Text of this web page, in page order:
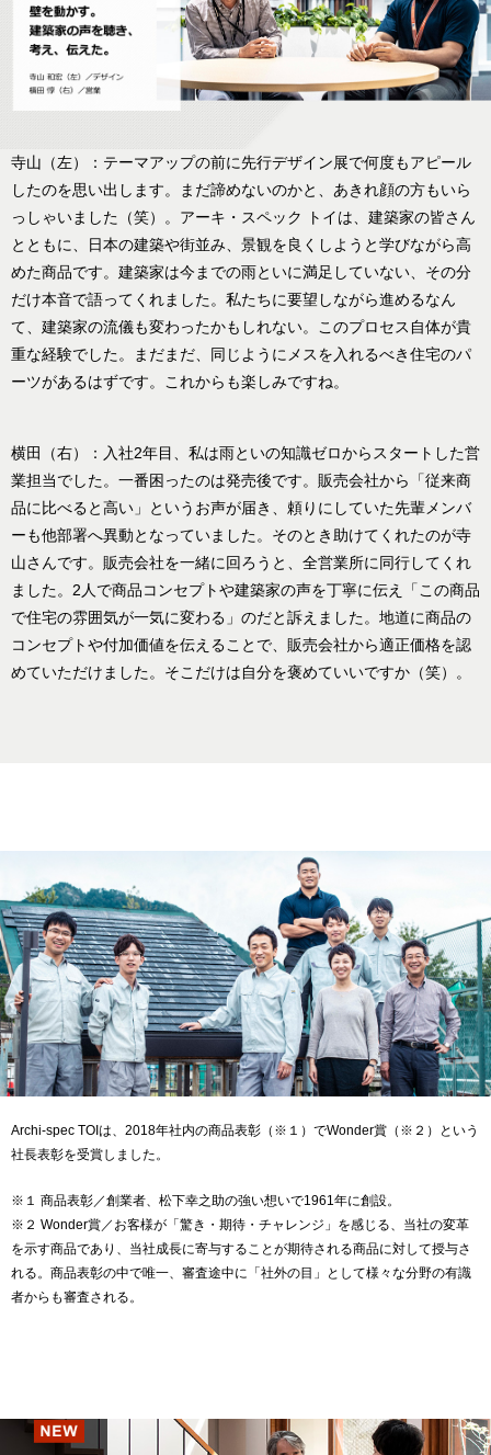
寺山（左）：テーマアップの前に先行デザイン展で何度もアピール
したのを思い出します。まだ諦めないのかと、あきれ顔の方もいら
っしゃいました（笑）。アーキ・スペック トイは、建築家の皆さん
とともに、日本の建築や街並み、景観を良くしようと学びながら高
めた商品です。建築家は今までの雨といに満足していない、その分
だけ本音で語ってくれました。私たちに要望しながら進めるなん
て、建築家の流儀も変わったかもしれない。このプロセス自体が貴
重な経験でした。まだまだ、同じようにメスを入れるべき住宅のパ
ーツがあるはずです。これからも楽しみですね。
横田（右）：入社2年目、私は雨といの知識ゼロからスタートした営
業担当でした。一番困ったのは発売後です。販売会社から「従来商
品に比べると高い」というお声が届き、頼りにしていた先輩メンバ
ーも他部署へ異動となっていました。そのとき助けてくれたのが寺
山さんです。販売会社を一緒に回ろうと、全営業所に同行してくれ
ました。2人で商品コンセプトや建築家の声を丁寧に伝え「この商品
で住宅の雰囲気が一気に変わる」のだと訴えました。地道に商品の
コンセプトや付加価値を伝えることで、販売会社から適正価格を認
めていただけました。そこだけは自分を褒めていいですか（笑）。
Archi-spec TOIは、2018年社内の商品表彰（※１）でWonder賞（※２）という
社長表彰を受賞しました。
※１ 商品表彰／創業者、松下幸之助の強い想いで1961年に創設。
※２ Wonder賞／お客様が「驚き・期待・チャレンジ」を感じる、当社の変革
を示す商品であり、当社成長に寄与することが期待される商品に対して授与さ
れる。商品表彰の中で唯一、審査途中に「社外の目」として様々な分野の有識
者からも審査される。